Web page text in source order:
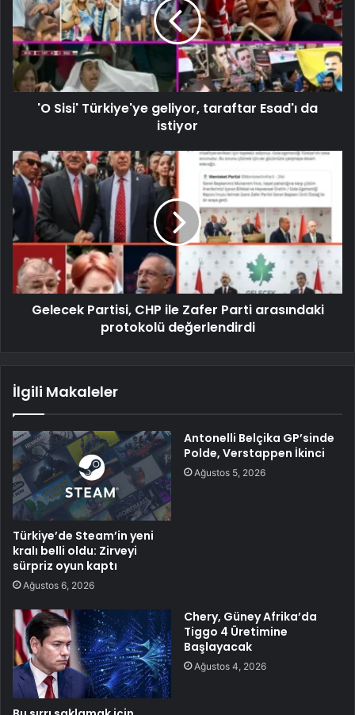
'O Sisi' Türkiye'ye geliyor, taraftar Esad'ı da
istiyor
Gelecek Partisi, CHP ile Zafer Parti arasındaki
protokolü değerlendirdi
İlgili Makaleler
Türkiye’de Steam’in yeni
kralı belli oldu: Zirveyi
sürpriz oyun kaptı
Ağustos 6, 2026
Antonelli Belçika GP’sinde
Polde, Verstappen İkinci
Ağustos 5, 2026
Chery, Güney Afrika’da
Tiggo 4 Üretimine
Başlayacak
Ağustos 4, 2026